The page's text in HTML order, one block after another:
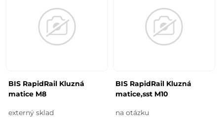
BIS RapidRail Kluzná
matice M8
externý sklad
BIS RapidRail Kluzná
matice,sst M10
na otázku